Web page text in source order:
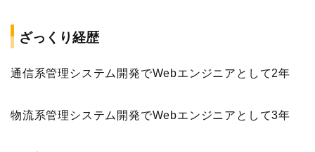
ざっくり経歴
通信系管理システム開発でWebエンジニアとして2年
物流系管理システム開発でWebエンジニアとして3年